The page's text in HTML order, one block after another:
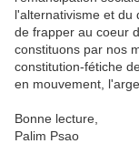
l'alternativisme et du
de frapper au coeur
constituons par nos
constitution-fétiche
en mouvement,
Bonne lecture,
Palim Psao